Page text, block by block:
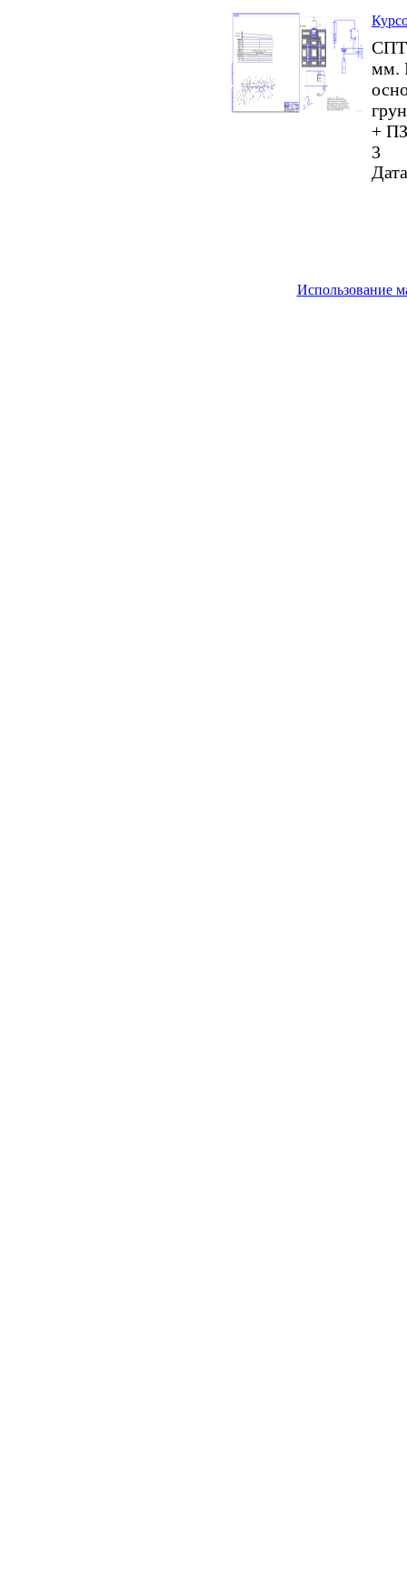
СПТ
мм.
+
3
Использование